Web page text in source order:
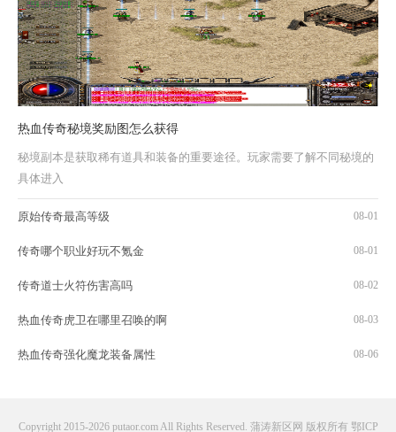
热血传奇秘境奖励图怎么获得
秘境副本是获取稀有道具和装备的重要途径。玩家需要了解不同秘境的
具体进入
原始传奇最高等级 08-01
传奇哪个职业好玩不氪金 08-01
传奇道士火符伤害高吗 08-02
热血传奇虎卫在哪里召唤的啊 08-03
热血传奇强化魔龙装备属性 08-06
Copyright 2015-2026 putaor.com All Rights Reserved. 蒲涛新区网 版权所有 鄂ICP